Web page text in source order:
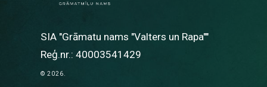
SIA "Grāmatu nams "Valters un Rapa""
Reģ.nr.: 40003541429
© 2026.